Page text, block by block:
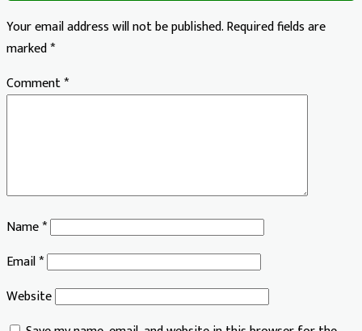
Your email address will not be published.Required fields are
marked*
Comment*
Name*
Email*
Website